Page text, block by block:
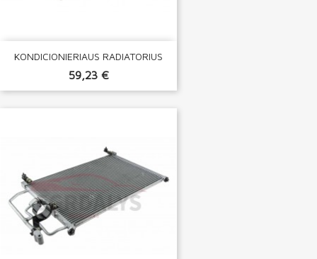
KONDICIONIERIAUS RADIATORIUS
59,23 €